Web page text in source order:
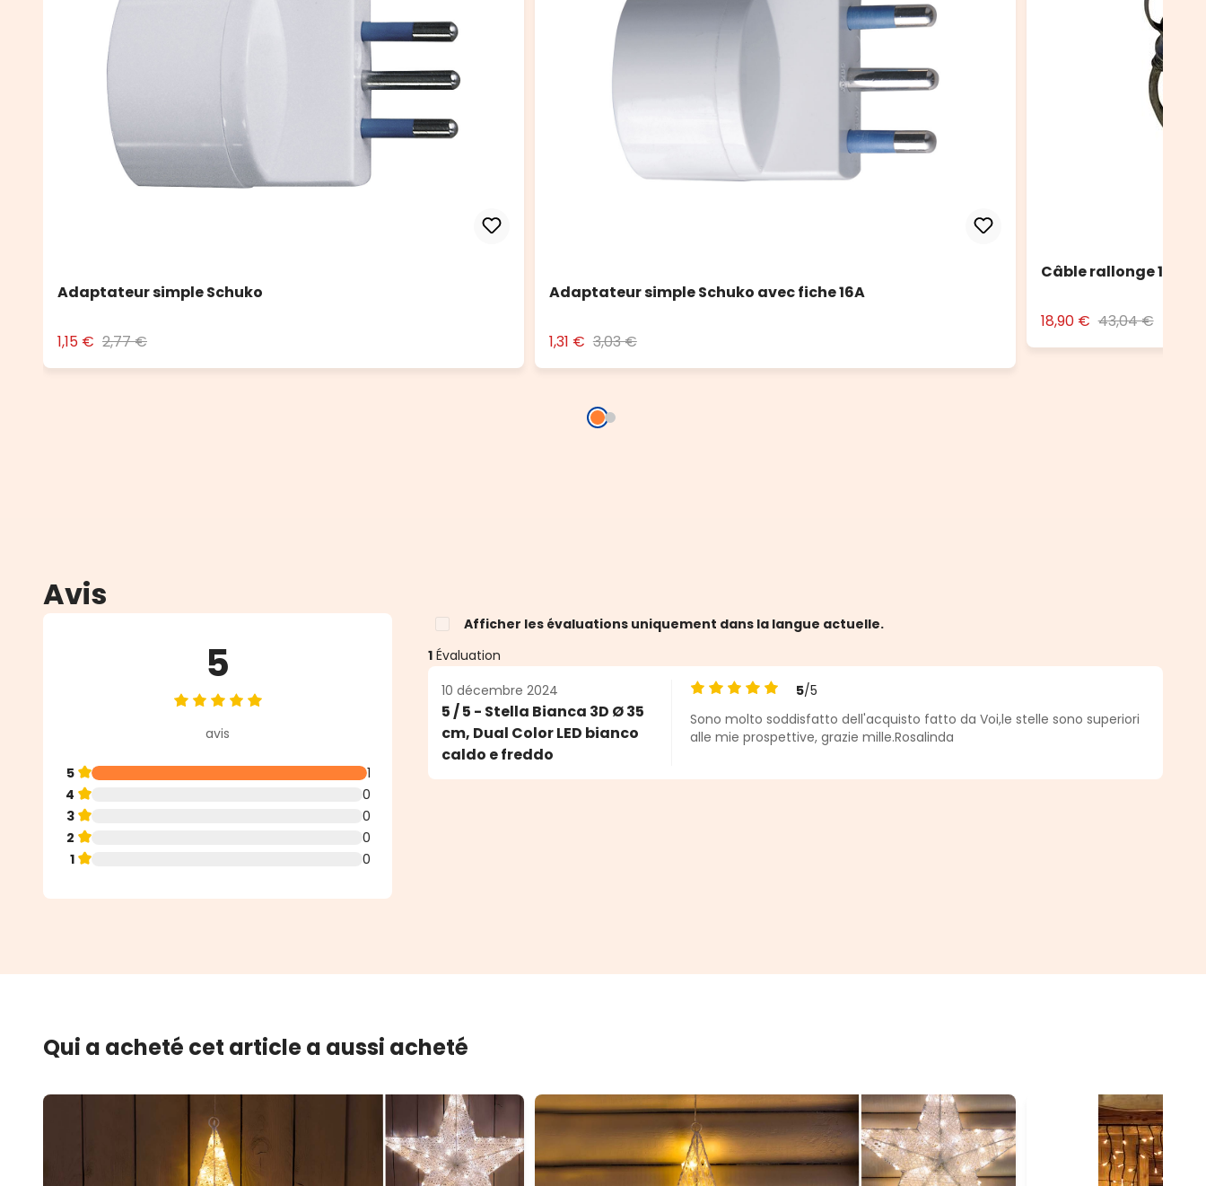
Adaptateur simple Schuko
1,15 € 2,77 €
Adaptateur simple Schuko avec fiche 16A
1,31 € 3,03 €
Câble rallonge 10 m
18,90 € 43,04 €
Avis
5
Note moyenne de 5 sur 5 étoiles
avis
5
1
4
0
3
0
2
0
1
0
Afficher les évaluations uniquement dans la langue actuelle.
1 Évaluation
10 décembre 2024
5 / 5 - Stella Bianca 3D Ø 35
cm, Dual Color LED bianco
caldo e freddo
Note moyenne de 5 sur 5 étoiles
5/5
Sono molto soddisfatto dell'acquisto fatto da Voi,le stelle sono superiori
alle mie prospettive, grazie mille.Rosalinda
Qui a acheté cet article a aussi acheté